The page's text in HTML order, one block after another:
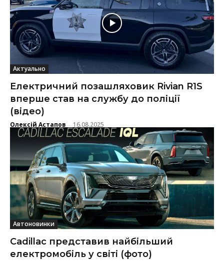
Актуально
Електричний позашляховик Rivian R1S
вперше став на службу до поліції
(відео)
Олексій Астапов - 16.08.2025
Автоновинки
Cadillac представив найбільший
електромобіль у світі (фото)